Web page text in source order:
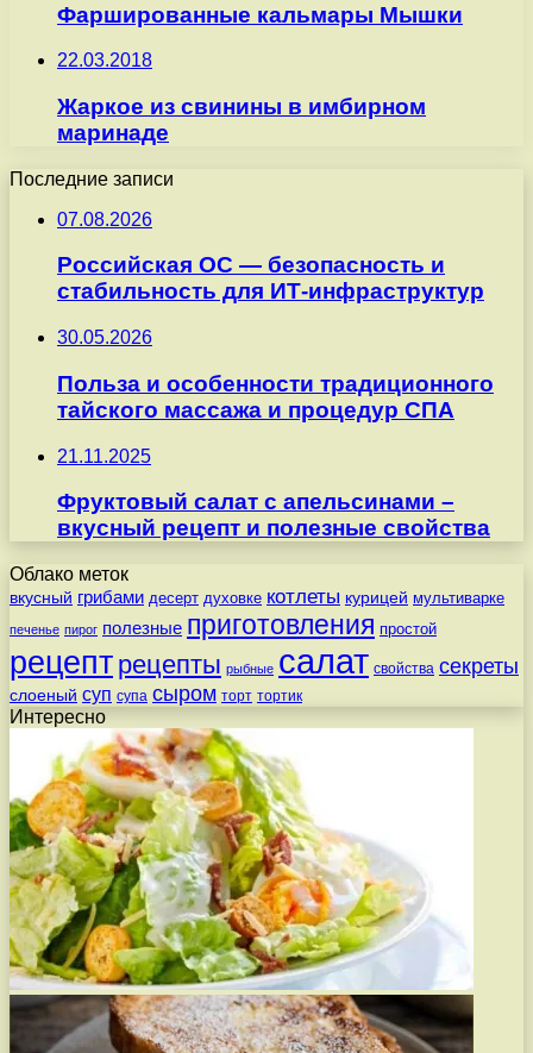
Фаршированные кальмары Мышки
22.03.2018
Жаркое из свинины в имбирном
маринаде
Последние записи
07.08.2026
Российская ОС — безопасность и
стабильность для ИТ-инфраструктур
30.05.2026
Польза и особенности традиционного
тайского массажа и процедур СПА
21.11.2025
Фруктовый салат с апельсинами –
вкусный рецепт и полезные свойства
Облако меток
вкусный грибами десерт духовке котлеты курицей мультиварке
печенье пирог полезные приготовления простой
рецепт рецепты рыбные салат свойства секреты
слоеный суп супа сыром торт тортик
Интересно